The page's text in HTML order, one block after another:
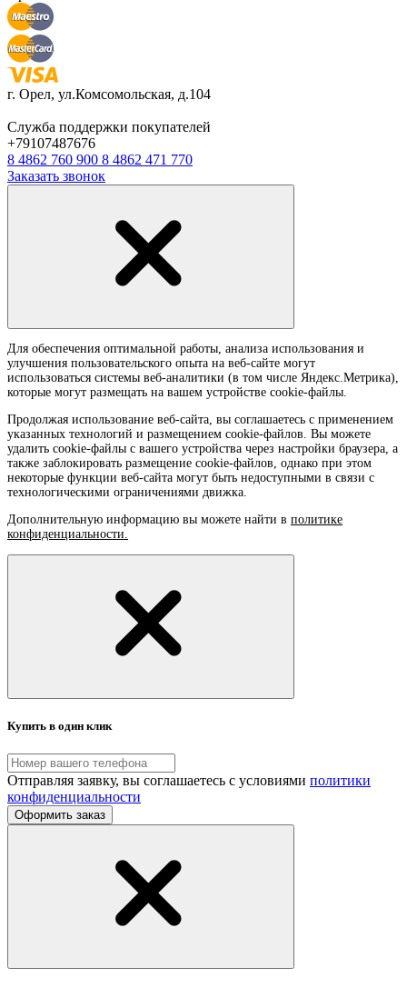
г. Орел, ул.Комсомольская, д.104
Служба поддержки покупателей
+79107487676
8 4862 760 900 8 4862 471 770
Заказать звонок
Для обеспечения оптимальной работы, анализа использования и
улучшения пользовательского опыта на веб-сайте могут
использоваться системы веб-аналитики (в том числе Яндекс.Метрика),
которые могут размещать на вашем устройстве cookie-файлы.
Продолжая использование веб-сайта, вы соглашаетесь с применением
указанных технологий и размещением cookie-файлов. Вы можете
удалить cookie-файлы с вашего устройства через настройки браузера, а
также заблокировать размещение cookie-файлов, однако при этом
некоторые функции веб-сайта могут быть недоступными в связи с
технологическими ограничениями движка.
Дополнительную информацию вы можете найти в политике
конфиденциальности.
Купить в один клик
Отправляя заявку, вы соглашаетесь с условиями политики
конфиденциальности
Оформить заказ